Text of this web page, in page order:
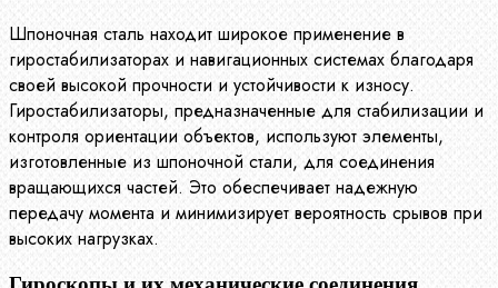
Шпоночная сталь находит широкое применение в
гиростабилизаторах и навигационных системах благодаря
своей высокой прочности и устойчивости к износу.
Гиростабилизаторы, предназначенные для стабилизации и
контроля ориентации объектов, используют элементы,
изготовленные из шпоночной стали, для соединения
вращающихся частей. Это обеспечивает надежную
передачу момента и минимизирует вероятность срывов при
высоких нагрузках.